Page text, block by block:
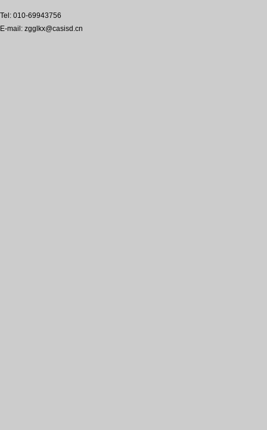
Tel: 010-69943756
E-mail: zgglkx@casisd.cn